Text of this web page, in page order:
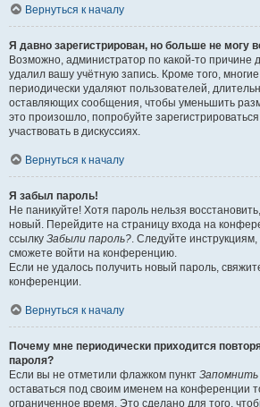
Вернуться к началу
Я давно зарегистрирован, но больше не могу
Возможно, администратор по какой-то причине
удалил вашу учётную запись. Кроме того,
периодически удаляют пользователей,
оставляющих сообщения, чтобы уменьшить
это произошло, попробуйте
участвовать в дискуссиях.
Вернуться к началу
Я забыл пароль!
Не паникуйте! Хотя пароль нельзя
новый. Перейдите на страницу входа на
ссылку Забыли пароль?. Следуйте
сможете войти на конференцию.
Если не удалось получить новый пароль,
конференции.
Вернуться к началу
Почему мне периодически приходится
пароля?
Если вы не отметили флажком пункт Запомнить
оставаться под своим именем на конференции
ограниченное время. Это сделано для того,